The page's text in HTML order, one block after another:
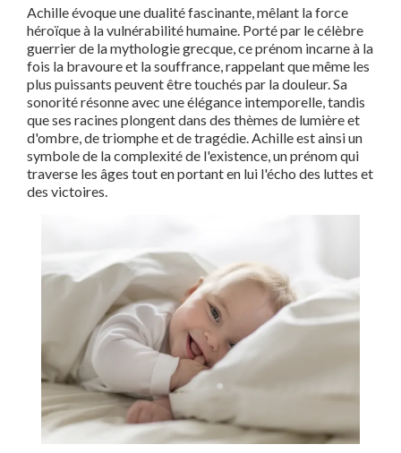
Achille évoque une dualité fascinante, mêlant la force
héroïque à la vulnérabilité humaine. Porté par le célèbre
guerrier de la mythologie grecque, ce prénom incarne à la
fois la bravoure et la souffrance, rappelant que même les
plus puissants peuvent être touchés par la douleur. Sa
sonorité résonne avec une élégance intemporelle, tandis
que ses racines plongent dans des thèmes de lumière et
d'ombre, de triomphe et de tragédie. Achille est ainsi un
symbole de la complexité de l'existence, un prénom qui
traverse les âges tout en portant en lui l'écho des luttes et
des victoires.